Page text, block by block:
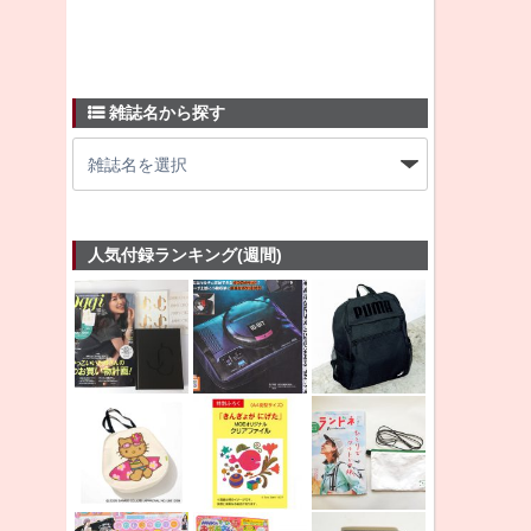
雑誌名から探す
人気付録ランキング(週間)